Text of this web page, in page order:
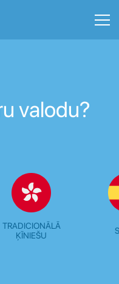
valodu?
TRADICIONĀLĀ
ĶĪNIEŠU